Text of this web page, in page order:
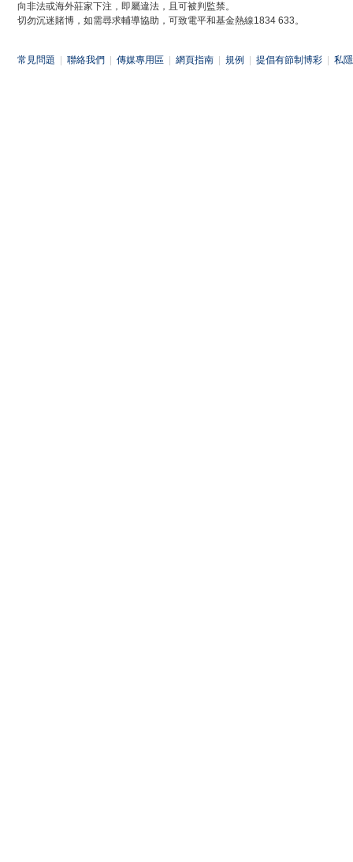
向非法或海外莊家下注，即屬違法，且可被判監禁。
切勿沉迷賭博，如需尋求輔導協助，可致電平和基金熱線1834 633。
常見問題 聯絡我們 傳媒專用區 網頁指南 規例 提倡有節制博彩 私